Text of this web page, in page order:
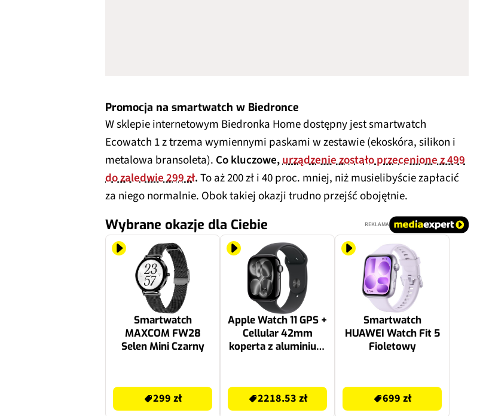
Promocja na smartwatch w Biedronce
W sklepie internetowym Biedronka Home dostępny jest smartwatch
Ecowatch 1 z trzema wymiennymi paskami w zestawie (ekoskóra, silikon i
metalowa bransoleta). Co kluczowe,urządzenie zostało przecenione z 499
do zaledwie 299 zł.To aż 200 zł i 40 proc. mniej, niż musielibyście zapłacić
za niego normalnie. Obok takiej okazji trudno przejść obojętnie.
Wybrane okazje dla Ciebie REKLAMA
Smartwatch
MAXCOM FW28
Selen Mini Czarny
299 zł
Apple Watch 11 GPS +
Cellular 42mm
koperta z aluminium
S/M (czarny)
2218.53 zł
Smartwatch
HUAWEI Watch Fit 5
Fioletowy
699 zł